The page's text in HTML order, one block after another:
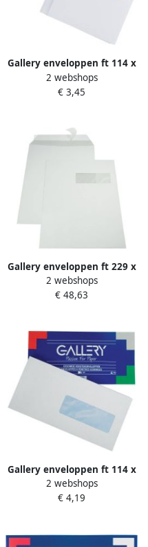
Gallery enveloppen ft 114 x
162 mm stripsluiting pak
van 50 stuks
2 webshops
€ 3,45
Gallery enveloppen ft 229 x
324 mm venster rechts
stripsluiting binnenzijde
2 webshops
€ 48,63
Gallery enveloppen ft 114 x
229 mm met venster rechts
gegomd pak van 50 stuks
2 webshops
€ 4,19